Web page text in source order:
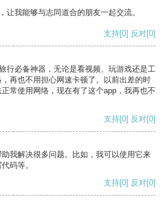
让我能够与志同道合的朋友一起交流。
支持[0] 反对[0]
行必备神器，无论是看视频、玩游戏还是工
再也不用担心网速卡顿了。以前出差的时
常使用网络，现在有了这个app，我再也不
支持[0] 反对[0]
我解决很多问题。比如，我可以使用它来
码等。
支持[0] 反对[0]